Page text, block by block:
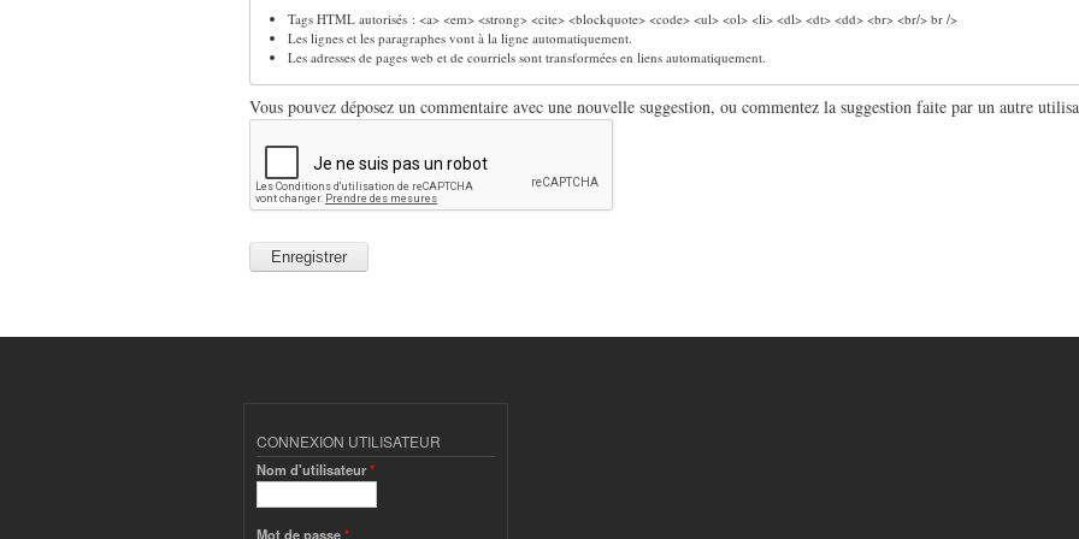
Tags HTML autorisés : <a> <em> <strong> <cite> <blockquote> <code> <ul> <ol> <li> <dl> <dt> <dd> <br> <br/> br />
Les lignes et les paragraphes vont à la ligne automatiquement.
Les adresses de pages web et de courriels sont transformées en liens automatiquement.
Vous pouvez déposez un commentaire avec une nouvelle suggestion, ou commentez la suggestion faite par un autre
CONNEXION UTILISATEUR
Nom d'utilisateur*
Mot de passe*